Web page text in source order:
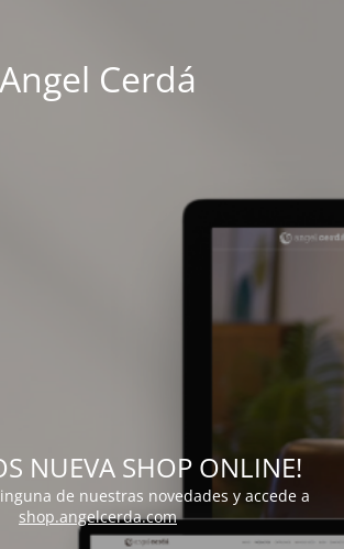
Angel Cerdá
NUEVA SHOP ONLINE!
de nuestras novedades y accede a
shop.angelcerda.com